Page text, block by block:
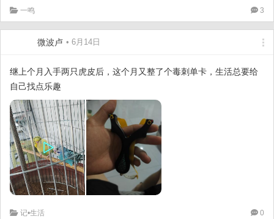
一鸣 3
微波卢 • 6月14日
继上个月入手两只虎皮后，这个月又整了个毒刺单卡，生活总要给
自己找点乐趣
记•生活 0